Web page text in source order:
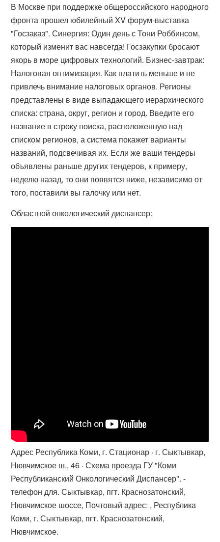
В Москве при поддержке общероссийского народного
фронта прошел юбилейный XV форум-выставка
"Госзаказ". Синергия: Один день с Тони Роббинсом,
который изменит вас навсегда! Госзакупки бросают
якорь в море цифровых технологий. Бизнес-завтрак:
Налоговая оптимизация. Как платить меньше и не
привлечь внимание налоговых органов. Регионы
представлены в виде выпадающего иерархического
списка: страна, округ, регион и город. Введите его
название в строку поиска, расположенную над
списком регионов, а система покажет варианты
названий, подсвечивая их. Если же ваши тендеры
объявлены раньше других тендеров, к примеру,
неделю назад, то они появятся ниже, независимо от
того, поставили вы галочку или нет.
Областной онкологический диспансер:
Адрес Республика Коми, г. Стационар · г. Сыктывкар,
Нювчимское ш., 46 · Схема проезда ГУ "Коми
Республиканский Онкологический Диспансер". -
телефон для. Сыктывкар, пгт. Краснозатонский,
Нювчимское шоссе, Почтовый адрес: , Республика
Коми, г. Сыктывкар, пгт. Краснозатонский,
Нювчимское.